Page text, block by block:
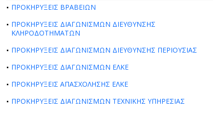
ΠΡΟΚΗΡΥΞΕΙΣ ΒΡΑΒΕΙΩΝ
ΠΡΟΚΗΡΥΞΕΙΣ ΔΙΑΓΩΝΙΣΜΩΝ ΔΙΕΥΘΥΝΣΗΣ
ΚΛΗΡΟΔΟΤΗΜΑΤΩΝ
ΠΡΟΚΗΡΥΞΕΙΣ ΔΙΑΓΩΝΙΣΜΩΝ ΔΙΕΥΘΥΝΣΗΣ ΠΕΡΙΟΥΣΙΑΣ
ΠΡΟΚΗΡΥΞΕΙΣ ΔΙΑΓΩΝΙΣΜΩΝ ΕΛΚΕ
ΠΡΟΚΗΡΥΞΕΙΣ ΑΠΑΣΧΟΛΗΣΗΣ ΕΛΚΕ
ΠΡΟΚΗΡΥΞΕΙΣ ΔΙΑΓΩΝΙΣΜΩΝ ΤΕΧΝΙΚΗΣ ΥΠΗΡΕΣΙΑΣ